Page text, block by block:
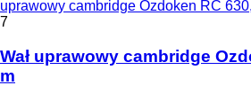
uprawowy cambridge Ozdoken RC
7
Wał uprawowy cambridge
m